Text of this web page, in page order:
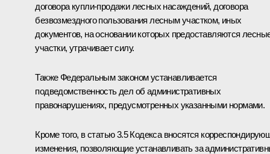
договора купли-продажи лесных насаждений, договора
безвозмездного пользования лесным участком, иных
документов, на основании которых предоставляются
участки, утрачивает силу.
Также Федеральным законом устанавливается
подведомственность дел об административных
правонарушениях, предусмотренных указанными нормами.
Кроме того, в статью 3.5 Кодекса вносятся
изменения, позволяющие устанавливать за